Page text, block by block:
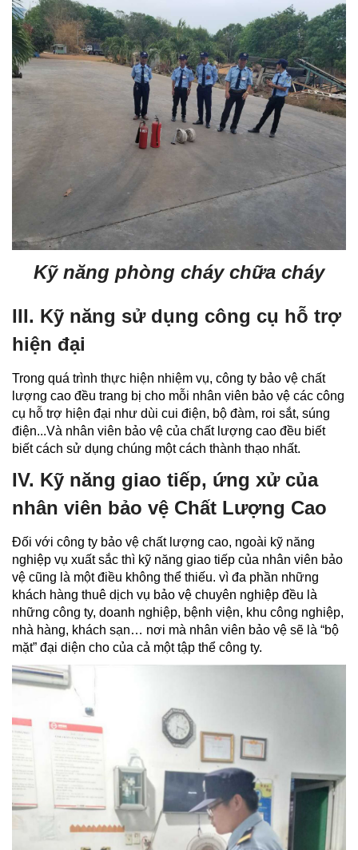
Kỹ năng phòng cháy chữa cháy
III. Kỹ năng sử dụng công cụ hỗ trợ
hiện đại
Trong quá trình thực hiện nhiệm vụ, công ty bảo vệ chất
lượng cao đều trang bị cho mỗi nhân viên bảo vệ các công
cụ hỗ trợ hiện đại như dùi cui điện, bộ đàm, roi sắt, súng
điện...Và nhân viên bảo vệ của chất lượng cao đều biết
biết cách sử dụng chúng một cách thành thạo nhất.
IV. Kỹ năng giao tiếp, ứng xử của
nhân viên bảo vệ Chất Lượng Cao
Đối với công ty bảo vệ chất lượng cao, ngoài kỹ năng
nghiệp vụ xuất sắc thì kỹ năng giao tiếp của nhân viên bảo
vệ cũng là một điều không thể thiếu. vì đa phần những
khách hàng thuê dịch vụ bảo vệ chuyên nghiệp đều là
những công ty, doanh nghiệp, bệnh viện, khu công nghiệp,
nhà hàng, khách sạn… nơi mà nhân viên bảo vệ sẽ là “bộ
mặt” đại diện cho của cả một tập thể công ty.